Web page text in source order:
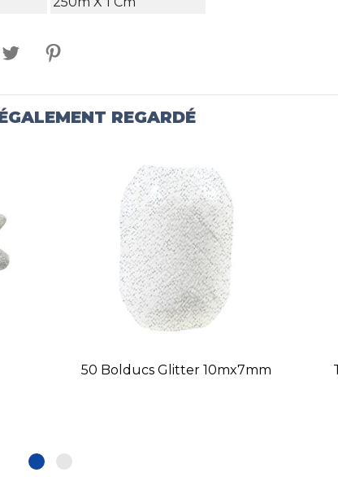
REGARDÉ
50 Bolducs Glitter 10mx7mm